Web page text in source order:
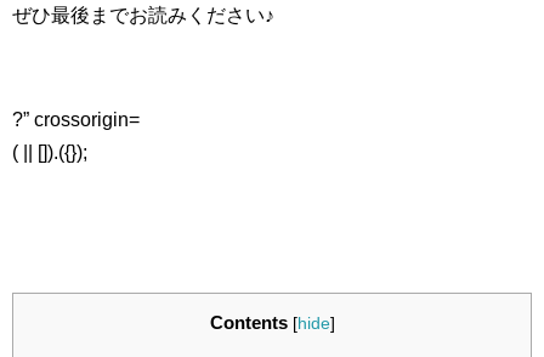
ぜひ最後までお読みください♪
?” crossorigin=
( || []).({});
Contents [hide]